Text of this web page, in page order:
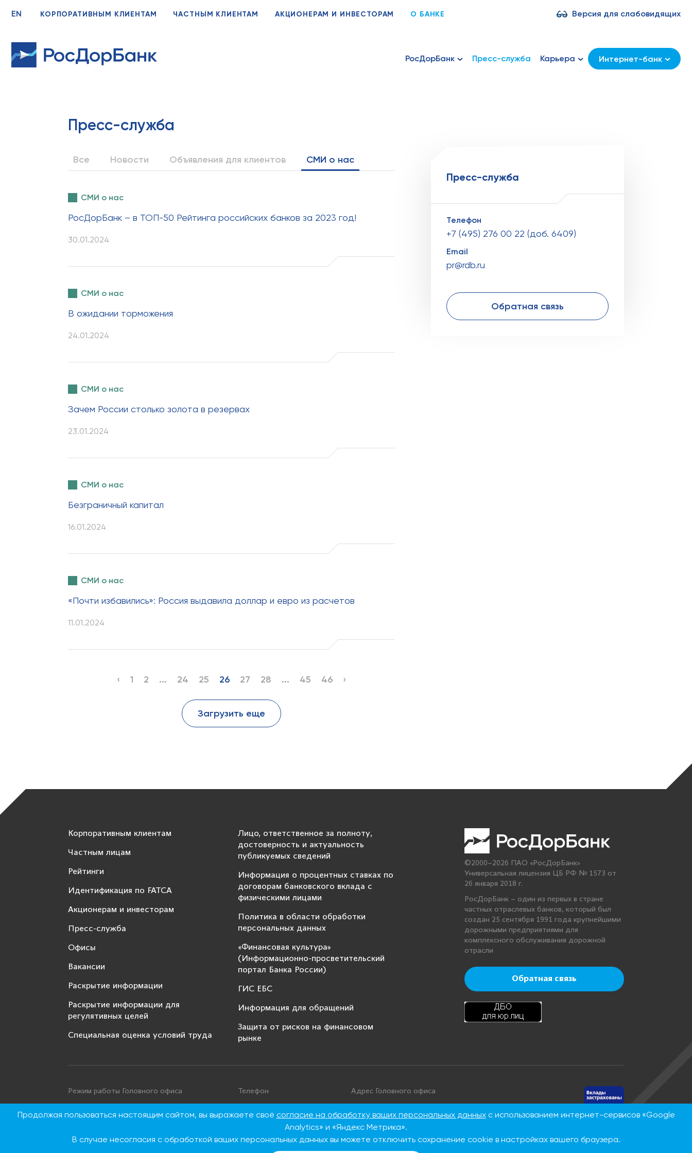
EN КОРПОРАТИВНЫМ КЛИЕНТАМ ЧАСТНЫМ КЛИЕНТАМ АКЦИОНЕРАМ И ИНВЕСТОРАМ О БАНКЕ Версия для слабовидящих
РосДорБанк Пресс-служба Карьера Интернет-банк
Пресс-служба
Все Новости Объявления для клиентов СМИ о нас
СМИ о нас
РосДорБанк – в ТОП-50 Рейтинга российских банков за 2023 год!
30.01.2024
СМИ о нас
В ожидании торможения
24.01.2024
СМИ о нас
Зачем России столько золота в резервах
23.01.2024
СМИ о нас
Безграничный капитал
16.01.2024
СМИ о нас
«Почти избавились»: Россия выдавила доллар и евро из расчетов
11.01.2024
‹ 1 2 ... 24 25 26 27 28 ... 45 46 ›
Загрузить еще
Пресс-служба
Телефон
+7 (495) 276 00 22 (доб. 6409)
Email
pr@rdb.ru
Обратная связь
Корпоративным клиентам
Частным лицам
Рейтинги
Идентификация по FATCA
Акционерам и инвесторам
Пресс-служба
Офисы
Вакансии
Раскрытие информации
Раскрытие информации для
регулятивных целей
Специальная оценка условий труда
Лицо, ответственное за полноту,
достоверность и актуальность
публикуемых сведений
Информация о процентных ставках по
договорам банковского вклада с
физическими лицами
Политика в области обработки
персональных данных
«Финансовая культура»
(Информационно-просветительский
портал Банка России)
ГИС ЕБС
Информация для обращений
Защита от рисков на финансовом
рынке
©2000–2026 ПАО «РосДорБанк»
Универсальная лицензия ЦБ РФ № 1573 от
26 января 2018 г.
РосДорБанк – один из первых в стране
частных отраслевых банков, который был
создан 25 сентября 1991 года крупнейшими
дорожными предприятиями для
комплексного обслуживания дорожной
отрасли
Обратная связь
Режим работы Головного офиса
Пятница: с 9:00 до 16:45
Телефон
8 800 100 00 22 (Бесплатно
Адрес Головного офиса
86
Продолжая пользоваться настоящим сайтом, вы выражаете своё согласие на обработку ваших персональных данныхс использованием интернет-сервисов «Google
Analytics» и «Яндекс Метрика».
В случае несогласия с обработкой ваших персональных данных вы можете отключить сохранение cookie в настройках вашего браузера.